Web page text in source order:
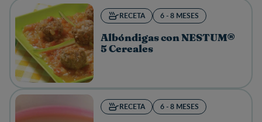
RECETA 6 - 8 MESES
Albóndigas con NESTUM®
5 Cereales
RECETA 6 - 8 MESES